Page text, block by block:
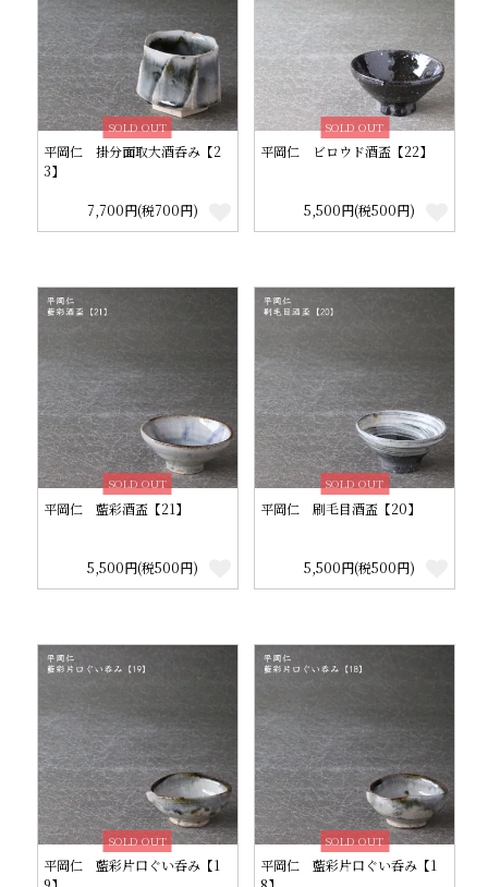
SOLD OUT
平岡仁 掛分面取大酒呑み【2
3】
7,700円(税700円)
SOLD OUT
平岡仁 ビロウド酒盃【22】
5,500円(税500円)
SOLD OUT
平岡仁 藍彩酒盃【21】
5,500円(税500円)
SOLD OUT
平岡仁 刷毛目酒盃【20】
5,500円(税500円)
SOLD OUT
平岡仁 藍彩片口ぐい呑み【1
SOLD OUT
平岡仁 藍彩片口ぐい呑み【1